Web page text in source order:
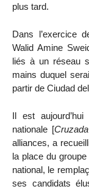
plus tard.
Dans l’exercice
Walid Amine
liés à un réseau
mains duquel
partir de Ciudad
Il est
nationale [
alliances, a
la place du
national, le
ses candidats